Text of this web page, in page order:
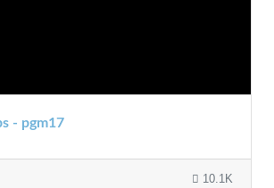
- pgm17
10.1K